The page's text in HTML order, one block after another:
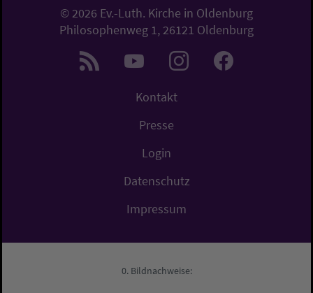
© 2026 Ev.-Luth. Kirche in Oldenburg
Philosophenweg 1, 26121 Oldenburg
Kontakt
Presse
Login
Datenschutz
Impressum
Bildnachweise: